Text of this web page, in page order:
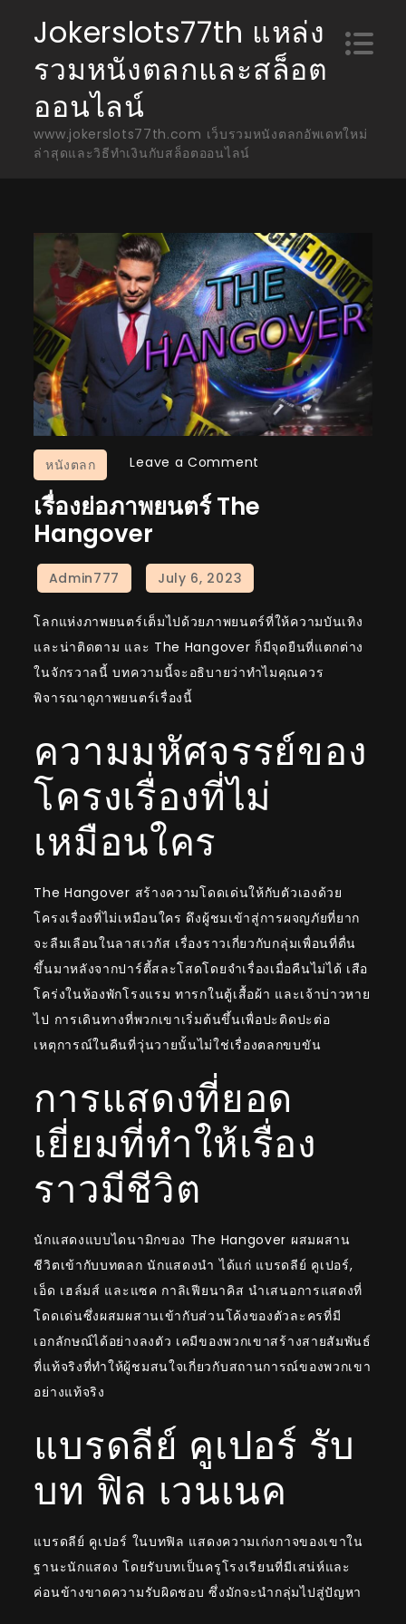
content
Jokerslots77th แหล่ง
รวมหนังตลกและสล็อต
ออนไลน์
www.jokerslots77th.com เว็บรวมหนังตลกอัพเดทใหม่
ล่าสุดและวิธีทำเงินกับสล็อตออนไลน์
หนังตลก Leave a Comment
ย่อ
เรื่องย่อภาพยนตร์ The
Hangover
โลกแห่งภาพยนตร์เต็มไปด้วยภาพยนตร์ที่ให้ความบันเทิง
และน่าติดตาม และ The Hangover ก็มีจุดยืนที่แตกต่าง
ในจักรวาลนี้ บทความนี้จะอธิบายว่าทำไมคุณควร
พิจารณาดูภาพยนตร์เรื่องนี้
ความมหัศจรรย์ของ
โครงเรื่องที่ไม่
เหมือนใคร
The Hangover สร้างความโดดเด่นให้กับตัวเองด้วย
โครงเรื่องที่ไม่เหมือนใคร ดึงผู้ชมเข้าสู่การผจญภัยที่ยาก
จะลืมเลือนในลาสเวกัส เรื่องราวเกี่ยวกับกลุ่มเพื่อนที่ตื่น
ขึ้นมาหลังจากปาร์ตี้สละโสดโดยจำเรื่องเมื่อคืนไม่ได้ เสือ
โคร่งในห้องพักโรงแรม ทารกในตู้เสื้อผ้า และเจ้าบ่าวหาย
ไป การเดินทางที่พวกเขาเริ่มต้นขึ้นเพื่อปะติดปะต่อ
เหตุการณ์ในคืนที่วุ่นวายนั้นไม่ใช่เรื่องตลกขบขัน
การแสดงที่ยอด
เยี่ยมที่ทำให้เรื่อง
ราวมีชีวิต
นักแสดงแบบไดนามิกของ The Hangover ผสมผสาน
ชีวิตเข้ากับบทตลก นักแสดงนำ ได้แก่ แบรดลีย์ คูเปอร์,
เอ็ด เฮล์มส์ และแซค กาลิเฟียนาคิส นำเสนอการแสดงที่
โดดเด่นซึ่งผสมผสานเข้ากับส่วนโค้งของตัวละครที่มี
เอกลักษณ์ได้อย่างลงตัว เคมีของพวกเขาสร้างสายสัมพันธ์
ที่แท้จริงที่ทำให้ผู้ชมสนใจเกี่ยวกับสถานการณ์ของพวกเขา
อย่างแท้จริง
แบรดลีย์ คูเปอร์ รับ
บท ฟิล เวนเนค
แบรดลีย์ คูเปอร์ ในบทฟิล แสดงความเก่งกาจของเขาใน
ฐานะนักแสดง โดยรับบทเป็นครูโรงเรียนที่มีเสน่ห์และ
ค่อนข้างขาดความรับผิดชอบ ซึ่งมักจะนำกลุ่มไปสู่ปัญหา